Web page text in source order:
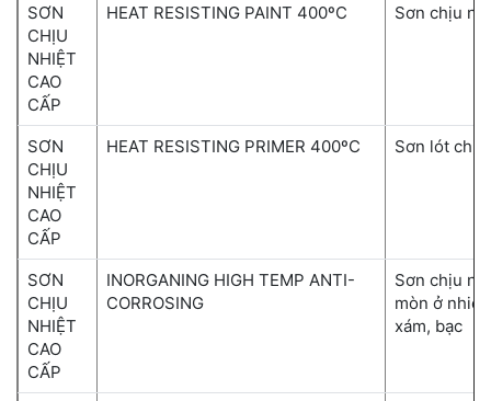
SƠN
CHỊU
NHIỆT
CAO
CẤP
HEAT RESISTING PAINT 400ºC Sơn chịu
SƠN
CHỊU
NHIỆT
CAO
CẤP
HEAT RESISTING PRIMER 400ºC Sơn lót
SƠN
CHỊU
NHIỆT
CAO
CẤP
INORGANING HIGH TEMP ANTI-
CORROSING
Sơn chịu
mòn ở nhiệt
xám, bạc